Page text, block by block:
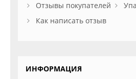
Отзывы покупателей
Как написать отзыв
ИНФОРМАЦИЯ